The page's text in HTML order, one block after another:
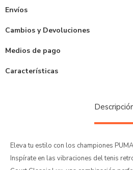
Envíos
Cambios y Devoluciones
Medios de pago
Características
Eleva tu estilo con los championes
Inspírate en las vibraciones del tenis